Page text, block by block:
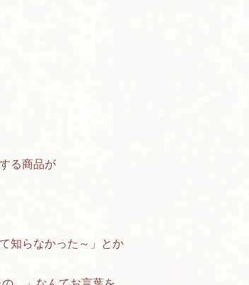
る商品が
知らなかった～」とか